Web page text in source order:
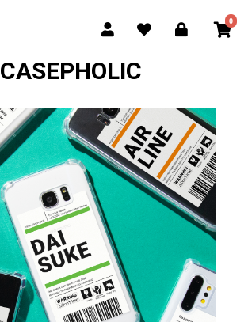
0
CASEPHOLIC